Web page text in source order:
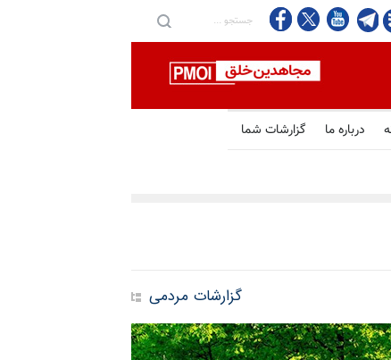
درباره ما گزارشات شما
گزارشات مردمی